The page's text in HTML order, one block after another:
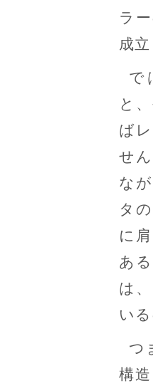
ラ
成
で
と
ば
せ
な
タ
に
あ
は
い
つ
構